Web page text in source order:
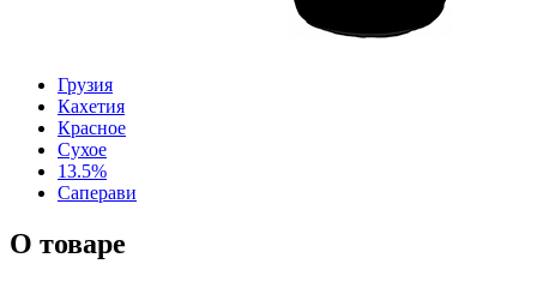
Грузия
Кахетия
Красное
Сухое
13.5%
Саперави
О товаре